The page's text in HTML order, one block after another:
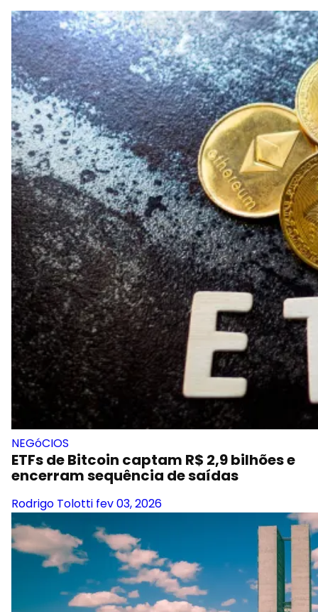
NEGóCIOS
ETFs de Bitcoin captam R$ 2,9 bilhões e
encerram sequência de saídas
Rodrigo Tolotti fev 03, 2026